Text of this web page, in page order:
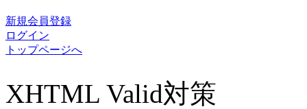
新規会員登録
ログイン
トップページへ
XHTML Valid対策